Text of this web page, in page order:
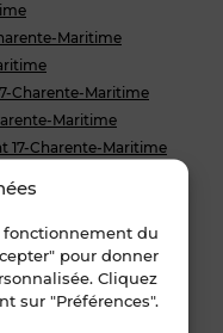
fonctionnement du
pour donner
Cliquez
sur "Préférences".
Maritime
Charente-Maritime
Maritime
17-Charente-Maritime